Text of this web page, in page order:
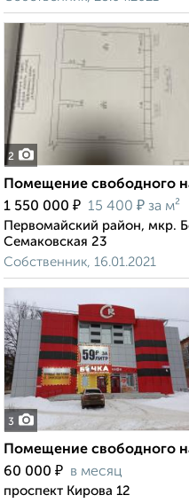
2
Помещение свободного
1 550 000 ₽ 15 400 ₽ за м²
Первомайский район, мкр.
Семаковская 23
Собственник, 16.01.2021
3
Помещение свободного
60 000 ₽ в месяц
проспект Кирова 12